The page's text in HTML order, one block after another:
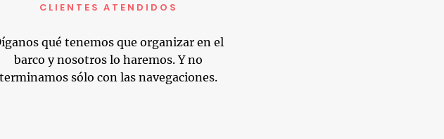
CLIENTES ATENDIDOS
qué tenemos que organizar en el
barco y nosotros lo haremos. Y no
terminamos sólo con las navegaciones.